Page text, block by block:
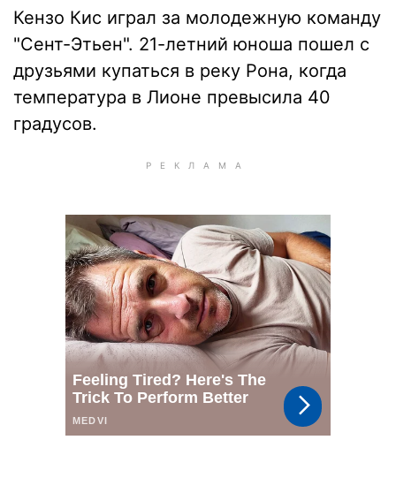
Кензо Кис играл за молодежную команду
"Сент-Этьен". 21-летний юноша пошел с
друзьями купаться в реку Рона, когда
температура в Лионе превысила 40
градусов.